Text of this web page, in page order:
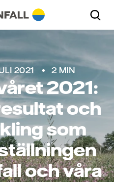
2021 2 MIN
2021:
och
som
och våra